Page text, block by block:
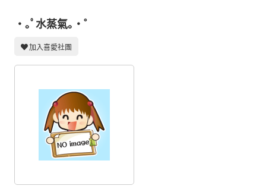
交流中心
攤位轉讓區
會員功能選單
會員中心
註冊會員
登入
・｡ﾟ水蒸氣｡・゜
加入喜愛社團